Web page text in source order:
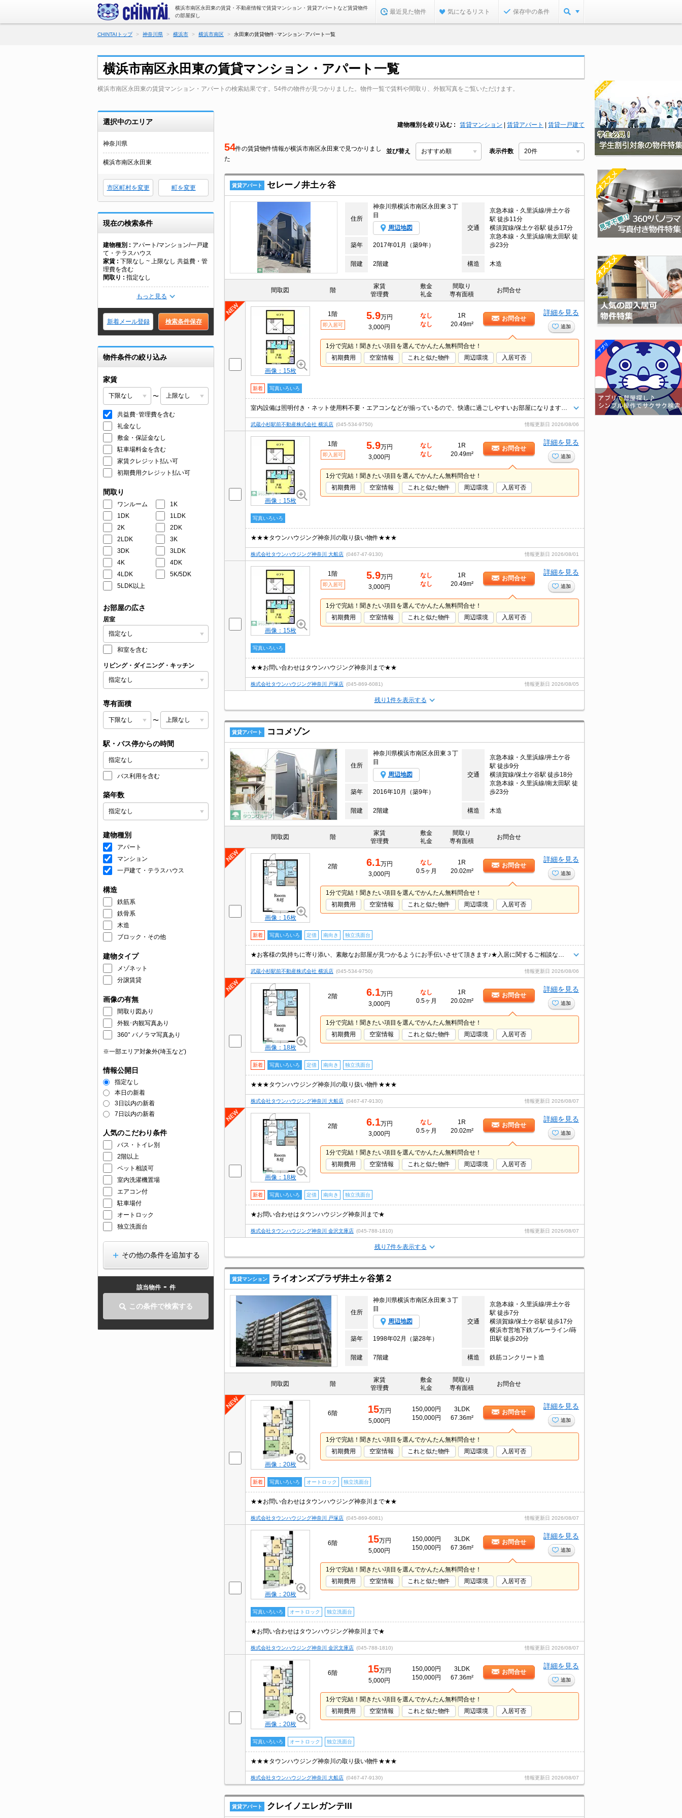
横浜市南区永田東の賃貸・不動産情報で賃貸マンション・賃貸アパートなど賃貸物件
の部屋探し
最近見た物件 気になるリスト 保存中の条件
CHINTAIトップ 神奈川県 横浜市 横浜市南区 永田東の賃貸物件･マンション･アパート一覧
横浜市南区永田東の賃貸マンション・アパート一覧
横浜市南区永田東の賃貸マンション・アパートの検索結果です。54件の物件が見つかりました。物件一覧で賃料や間取り、外観写真をご覧いただけます。
選択中のエリア
神奈川県
横浜市南区永田東
市区町村を変更 町を変更
現在の検索条件
建物種別
アパート/マンション/一戸建
て・テラスハウス
家賃
下限なし ~ 上限なし 共益費・管
理費を含む
間取り
指定なし
もっと見る
新着メール登録 検索条件保存
物件条件の絞り込み
家賃
〜
共益費･管理費を含む
礼金なし
敷金・保証金なし
駐車場料金を含む
家賃クレジット払い可
初期費用クレジット払い可
間取り
ワンルーム
1K
1DK
1LDK
2K
2DK
2LDK
3K
3DK
3LDK
4K
4DK
4LDK
5K/5DK
5LDK以上
お部屋の広さ
居室
和室を含む
リビング・ダイニング・キッチン
専有面積
〜
駅・バス停からの時間
バス利用を含む
築年数
建物種別
アパート
マンション
一戸建て・テラスハウス
構造
鉄筋系
鉄骨系
木造
ブロック・その他
建物タイプ
メゾネット
分譲賃貸
画像の有無
間取り図あり
外観･内観写真あり
360° パノラマ写真あり
※一部エリア対象外(埼玉など)
情報公開日
指定なし
本日の新着
3日以内の新着
7日以内の新着
人気のこだわり条件
バス・トイレ別
2階以上
ペット相談可
室内洗濯機置場
エアコン付
駐車場付
オートロック
独立洗面台
その他の条件を追加する
該当物件 - 件
この条件で検索する
建物種別を絞り込む 賃貸マンション 賃貸アパート 賃貸一戸建て
54件の賃貸物件情報が横浜市南区永田東で見つかりまし
た
並び替え 表示件数
賃貸アパート セレーノ井土ヶ谷
住所
神奈川県横浜市南区永田東３丁
目
周辺地図 交通
京急本線・久里浜線/井土ケ谷
駅 徒歩11分
横須賀線/保土ケ谷駅 徒歩17分
京急本線・久里浜線/南太田駅 徒
歩23分
築年 2017年01月（築9年）
階建 2階建 構造 木造
間取図 階
家賃
管理費
敷金
礼金
間取り
専有面積
お問合せ
画像：15枚
1階
即入居可
5.9万円
3,000円
なし
なし
1R
20.49m²
お問合せ
詳細を見る
追加
1分で完結！聞きたい項目を選んでかんたん無料問合せ！
初期費用
空室情報 これと似た物件 周辺環境 入居可否
新着 写真いろいろ
武蔵小杉駅前不動産株式会社 横浜店 (045-534-9750) 情報更新日 2026/08/06
画像：15枚
1階
即入居可
5.9万円
3,000円
なし
なし
1R
20.49m²
お問合せ
詳細を見る
追加
1分で完結！聞きたい項目を選んでかんたん無料問合せ！
初期費用
空室情報 これと似た物件 周辺環境 入居可否
写真いろいろ
★★★タウンハウジング神奈川の取り扱い物件★★★
株式会社タウンハウジング神奈川 大船店 (0467-47-9130) 情報更新日 2026/08/01
画像：15枚
1階
即入居可
5.9万円
3,000円
なし
なし
1R
20.49m²
お問合せ
詳細を見る
追加
1分で完結！聞きたい項目を選んでかんたん無料問合せ！
初期費用
空室情報 これと似た物件 周辺環境 入居可否
写真いろいろ
★★お問い合わせはタウンハウジング神奈川まで★★
株式会社タウンハウジング神奈川 戸塚店 (045-869-6081) 情報更新日 2026/08/05
残り1件を表示する
賃貸アパート ココメゾン
住所
神奈川県横浜市南区永田東３丁
目
周辺地図 交通
京急本線・久里浜線/井土ケ谷
駅 徒歩9分
横須賀線/保土ケ谷駅 徒歩18分
京急本線・久里浜線/南太田駅 徒
歩23分
築年 2016年10月（築9年）
階建 2階建 構造 木造
間取図 階
家賃
管理費
敷金
礼金
間取り
専有面積
お問合せ
画像：16枚
2階 6.1万円
3,000円
なし
0.5ヶ月
1R
20.02m²
お問合せ
詳細を見る
追加
1分で完結！聞きたい項目を選んでかんたん無料問合せ！
初期費用
空室情報 これと似た物件 周辺環境 入居可否
新着 写真いろいろ 定借 南向き 独立洗面台
武蔵小杉駅前不動産株式会社 横浜店 (045-534-9750) 情報更新日 2026/08/06
画像：18枚
2階 6.1万円
3,000円
なし
0.5ヶ月
1R
20.02m²
お問合せ
詳細を見る
追加
1分で完結！聞きたい項目を選んでかんたん無料問合せ！
初期費用
空室情報 これと似た物件 周辺環境 入居可否
新着 写真いろいろ 定借 南向き 独立洗面台
★★★タウンハウジング神奈川の取り扱い物件★★★
株式会社タウンハウジング神奈川 大船店 (0467-47-9130) 情報更新日 2026/08/07
画像：18枚
2階 6.1万円
3,000円
なし
0.5ヶ月
1R
20.02m²
お問合せ
詳細を見る
追加
1分で完結！聞きたい項目を選んでかんたん無料問合せ！
初期費用
空室情報 これと似た物件 周辺環境 入居可否
新着 写真いろいろ 定借 南向き 独立洗面台
★お問い合わせはタウンハウジング神奈川まで★
株式会社タウンハウジング神奈川 金沢文庫店 (045-788-1810) 情報更新日 2026/08/07
残り7件を表示する
賃貸マンション ライオンズプラザ井土ヶ谷第２
住所
神奈川県横浜市南区永田東３丁
目
周辺地図 交通
京急本線・久里浜線/井土ケ谷
駅 徒歩7分
横須賀線/保土ケ谷駅 徒歩17分
横浜市営地下鉄ブルーライン/蒔
田駅 徒歩20分
築年 1998年02月（築28年）
階建 7階建 構造 鉄筋コンクリート造
間取図 階
家賃
管理費
敷金
礼金
間取り
専有面積
お問合せ
画像：20枚
6階 15万円
5,000円
150,000円
150,000円
3LDK
67.36m²
お問合せ
詳細を見る
追加
1分で完結！聞きたい項目を選んでかんたん無料問合せ！
初期費用
空室情報 これと似た物件 周辺環境 入居可否
新着 写真いろいろ オートロック 独立洗面台
★★お問い合わせはタウンハウジング神奈川まで★★
株式会社タウンハウジング神奈川 戸塚店 (045-869-6081) 情報更新日 2026/08/07
画像：20枚
6階 15万円
5,000円
150,000円
150,000円
3LDK
67.36m²
お問合せ
詳細を見る
追加
1分で完結！聞きたい項目を選んでかんたん無料問合せ！
初期費用
空室情報 これと似た物件 周辺環境 入居可否
写真いろいろ オートロック 独立洗面台
★お問い合わせはタウンハウジング神奈川まで★
株式会社タウンハウジング神奈川 金沢文庫店 (045-788-1810) 情報更新日 2026/08/07
画像：20枚
6階 15万円
5,000円
150,000円
150,000円
3LDK
67.36m²
お問合せ
詳細を見る
追加
1分で完結！聞きたい項目を選んでかんたん無料問合せ！
初期費用
空室情報 これと似た物件 周辺環境 入居可否
写真いろいろ オートロック 独立洗面台
★★★タウンハウジング神奈川の取り扱い物件★★★
株式会社タウンハウジング神奈川 大船店 (0467-47-9130) 情報更新日 2026/08/07
賃貸アパート クレイノエレガンテIII